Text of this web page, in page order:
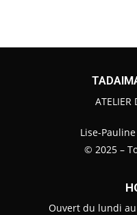
ATELIER
Lise-
© 2025 –
Ouvert du lundi